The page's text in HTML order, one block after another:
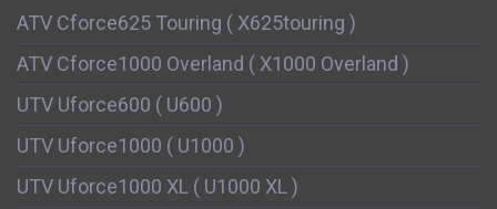
ATV Cforce625 Touring ( X625touring )
ATV Cforce1000 Overland ( X1000 Overland )
UTV Uforce600 ( U600 )
UTV Uforce1000 ( U1000 )
UTV Uforce1000 XL ( U1000 XL )